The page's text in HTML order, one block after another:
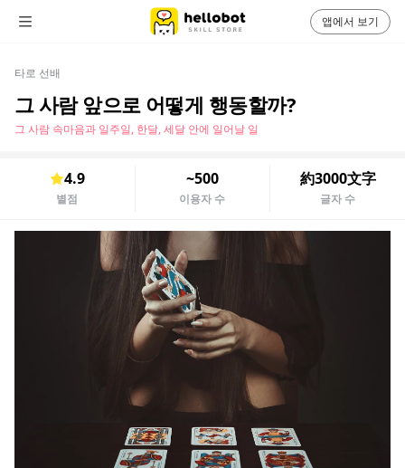
타로 선배
그 사람 앞으로 어떻게 행동할까?
그 사람 속마음과 일주일, 한달, 세달 안에 일어날 일
4.9
별점
~500
이용자 수
約3000文字
글자 수
앱에서 보기